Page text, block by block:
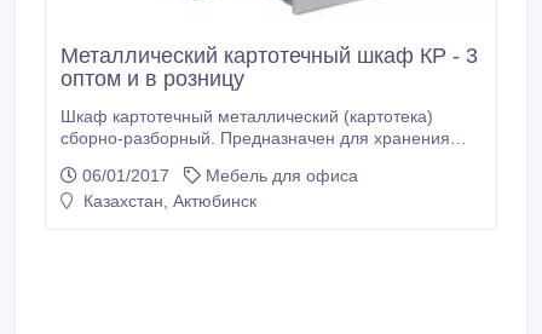
Металлический картотечный шкаф КР - 3
оптом и в розницу
Шкаф картотечный металлический (картотека)
сборно-разборный. Предназначен для хранения
выдвижных ящика. Благодаря телескопическим
направляющим каждый ящик может быть выдвинут
06/01/2017
Мебель для офиса
Казахстан, Актюбинск